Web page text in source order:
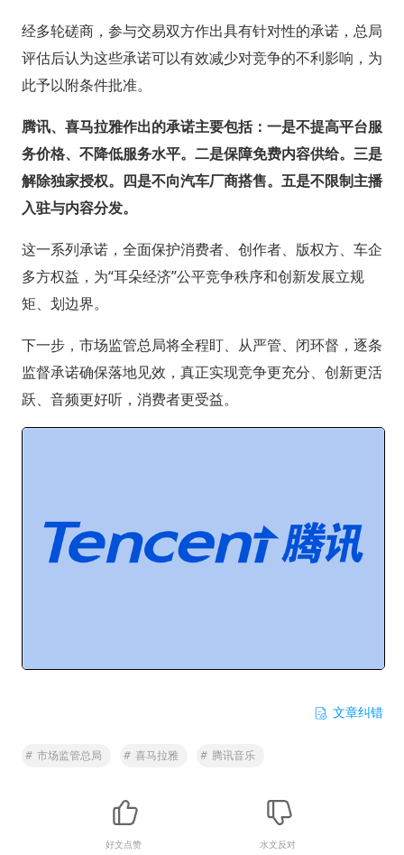
经多轮磋商，参与交易双方作出具有针对性的承诺，总局
评估后认为这些承诺可以有效减少对竞争的不利影响，为
此予以附条件批准。
腾讯、喜马拉雅作出的承诺主要包括：一是不提高平台服
务价格、不降低服务水平。二是保障免费内容供给。三是
解除独家授权。四是不向汽车厂商搭售。五是不限制主播
入驻与内容分发。
这一系列承诺，全面保护消费者、创作者、版权方、车企
多方权益，为“耳朵经济”公平竞争秩序和创新发展立规
矩、划边界。
下一步，市场监管总局将全程盯、从严管、闭环督，逐条
监督承诺确保落地见效，真正实现竞争更充分、创新更活
跃、音频更好听，消费者更受益。
文章纠错
# 市场监管总局 # 喜马拉雅 # 腾讯音乐
好文点赞 水文反对